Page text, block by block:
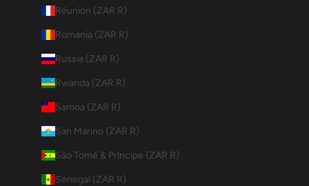
Réunion (ZAR R)
Romania (ZAR R)
Russia (ZAR R)
Rwanda (ZAR R)
Samoa (ZAR R)
San Marino (ZAR R)
São Tomé & Príncipe (ZAR R)
Senegal (ZAR R)